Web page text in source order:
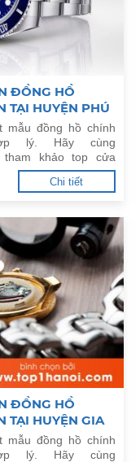
ĐỒNG HỒ
TẠI HUYỆN PHÚ
mẫu đồng hồ chính
lý. Hãy cùng
tham khảo top cửa
hãng uy tín tại
Chi tiết
ĐỒNG HỒ
TẠI HUYỆN GIA
mẫu đồng hồ chính
lý. Hãy cùng